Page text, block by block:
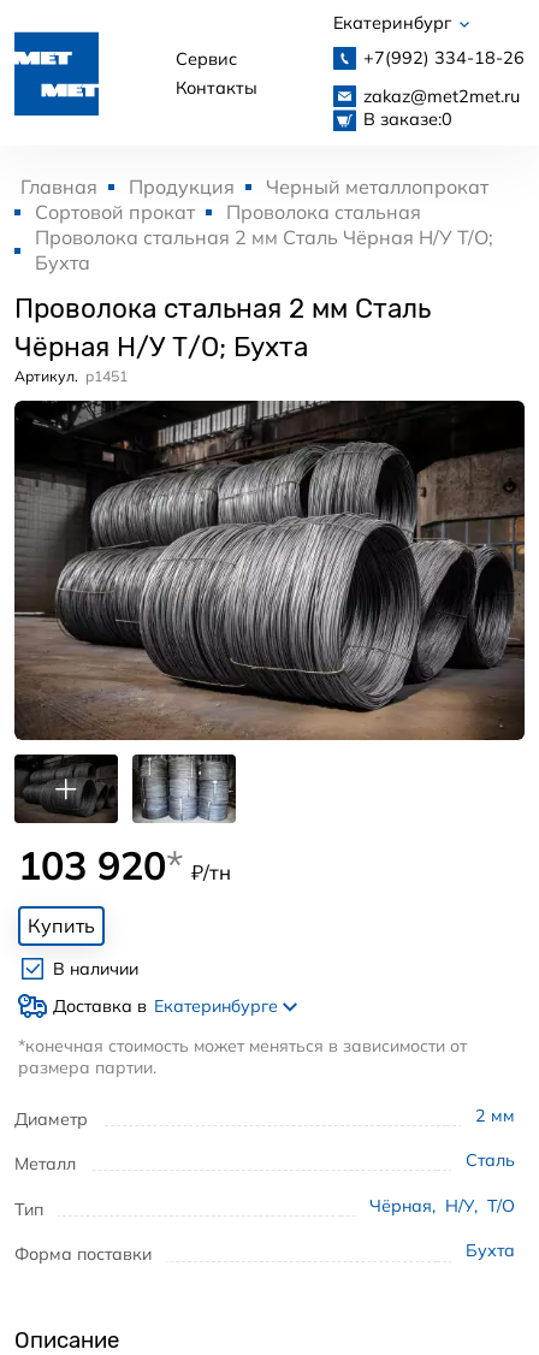
Сервис
Контакты
Екатеринбург
+7(992) 334-18-26
zakaz@met2met.ru
В заказе:0
Главная Продукция
Черный металлопрокат
Сортовой прокат
Проволока стальная
Проволока стальная 2 мм Сталь Чёрная Н/У Т/О;
Бухта
Проволока стальная 2 мм Сталь
Чёрная Н/У Т/О; Бухта
Артикул. p1451
Диаметр 2 мм
Металл Сталь
Тип Чёрная, Н/У, Т/О
Форма поставки Бухта
103 920* ₽/тн
Купить
В наличии
Доставка в Екатеринбурге
*конечная стоимость может меняться в зависимости от
размера партии.
Описание